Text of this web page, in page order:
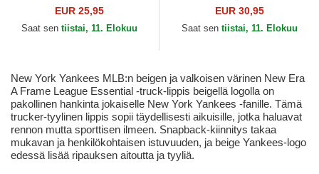
League Essential New York
Yankees MLB New Era
EUR 25,95
Saat sen tiistai, 11. Elokuu
A Frame New York Yankees
MLB New Era
EUR 30,95
Saat sen tiistai, 11. Elokuu
New York Yankees MLB:n beigen ja valkoisen värinen New Era
A Frame League Essential -truck-lippis beigellä logolla on
pakollinen hankinta jokaiselle New York Yankees -fanille. Tämä
trucker-tyylinen lippis sopii täydellisesti aikuisille, jotka haluavat
rennon mutta sporttisen ilmeen. Snapback-kiinnitys takaa
mukavan ja henkilökohtaisen istuvuuden, ja beige Yankees-logo
edessä lisää ripauksen aitoutta ja tyyliä.